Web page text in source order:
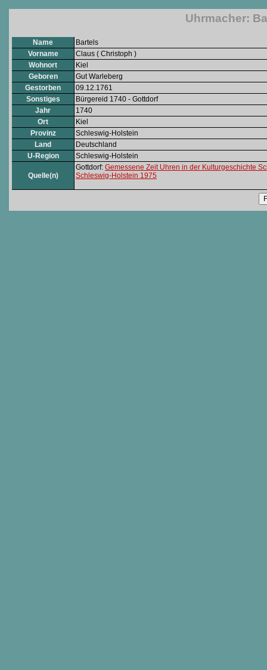
Uhrmacher:
Name
Bartels
Vorname
Claus ( Christoph )
Wohnort
Kiel
Geboren
Gut Warleberg
Gestorben
09.12.1761
Sonstiges
Bürgereid 1740 - Gottdorf
Jahr
1740
Ort
Kiel
Provinz
Schleswig-Holstein
Land
Deutschland
U-Region
Schleswig-Holstein
Quelle(n)
Gottdorf: Gemessene Zeit Uhren in der Kulturgeschichte
Schleswig-Holstein 1975